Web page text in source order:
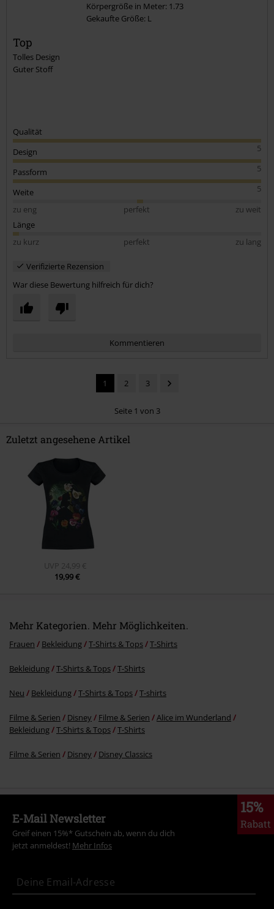
Körpergröße in Meter: 1.73
Gekaufte Größe: L
Top
Tolles Design
Guter Stoff
Qualität
5
Design
5
Passform
5
Weite
zu eng
perfekt
zu weit
Länge
zu kurz
perfekt zu lang
Verifizierte Rezension
War diese Bewertung hilfreich für dich?
Kommentieren
Kommentar jetzt abschicken!
1 2 3
Seite 1 von 3
Zuletzt angesehene Artikel
UVP 24,99 €
19,99 €
Mehr Kategorien. Mehr Möglichkeiten.
Frauen Bekleidung T-Shirts & Tops T-Shirts
Bekleidung T-Shirts & Tops T-Shirts
Neu Bekleidung T-Shirts & Tops T-shirts
Filme & Serien Disney Filme & Serien
Alice im Wunderland
Bekleidung
T-Shirts & Tops T-Shirts
Filme & Serien Disney Disney Classics
15%
Rabatt
E-Mail Newsletter
Greif einen 15%* Gutschein ab, wenn du dich
jetzt anmeldest! Mehr Infos